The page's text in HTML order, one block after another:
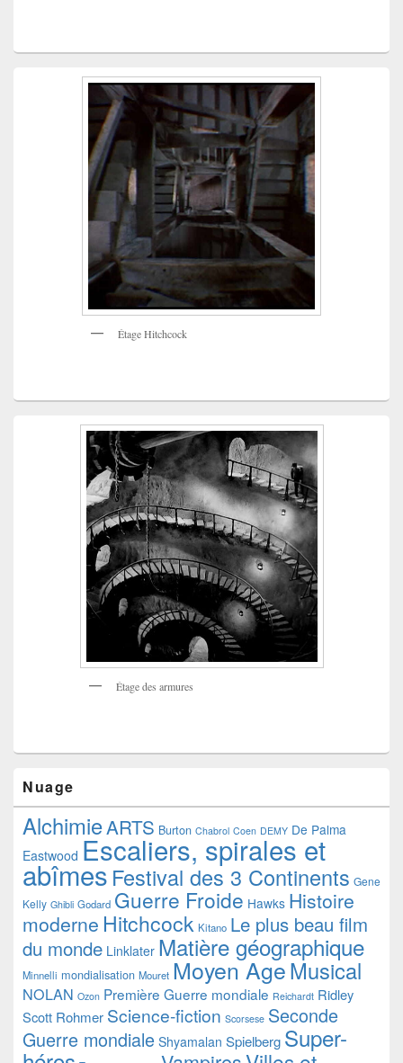
Étage Hitchcock
Étage des armures
Nuage
AlchimieARTS Burton Chabrol Coen DEMY De Palma
Eastwood Escaliers, spirales et
abîmes Festival des 3 Continents Gene
Kelly Ghibli Godard Guerre Froide Hawks Histoire
moderne Hitchcock Kitano Le plus beau film
du monde Linklater Matière géographique
Minnelli mondialisation Mouret Moyen AgeMusical
NOLAN Ozon Première Guerre mondiale Reichardt Ridley
Scott Rohmer Science-fiction Scorsese Seconde
Guerre mondiale Shyamalan Spielberg Super-